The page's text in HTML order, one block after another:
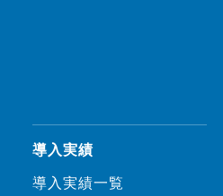
導入実績
導入実績一覧